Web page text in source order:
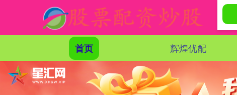
首页 辉煌优配